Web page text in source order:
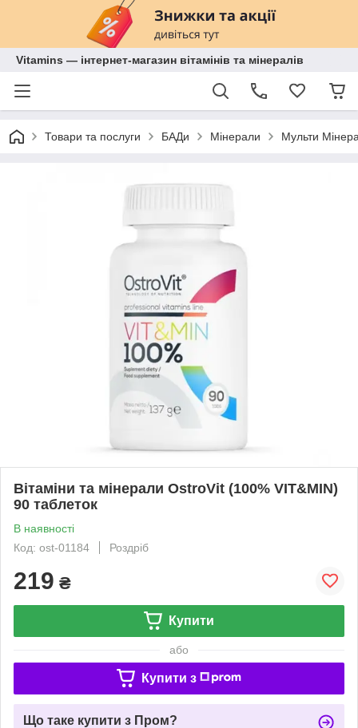
Vitamins — інтернет-магазин вітамінів та мінералів
Товари та послуги БАДи Мінерали Мульти
Вітаміни та мінерали OstroVit (100% VIT&MIN)
90 таблеток
В наявності
Код: ost-01184
Роздріб
219 ₴
Купити
або
Купити з
Що таке купити з Пром?